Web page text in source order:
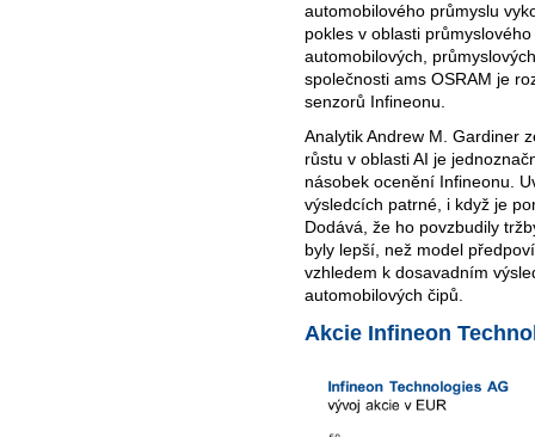
automobilového průmyslu
pokles v oblasti
automobilových,
společnosti ams OSRAM je
senzorů Infineonu.
Analytik Andrew M. Gardiner
růstu v oblasti AI je
násobek ocenění Infineonu.
výsledcích patrné, i když je
Dodává, že ho povzbudily
byly lepší, než model
vzhledem k dosavadním
automobilových čipů.
Akcie Infineon